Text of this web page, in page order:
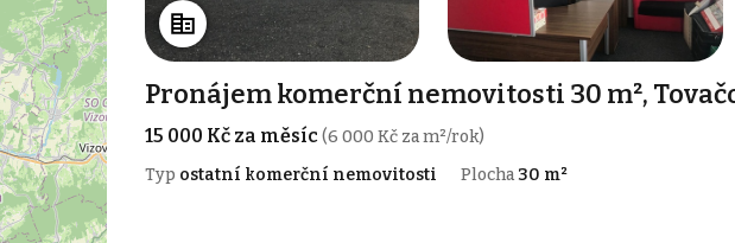
Pronájem komerční nemovitosti 30 m²,
15 000 Kč za měsíc(6 000 Kč za m²/rok)
Typ ostatní komerční nemovitosti Plocha 30 m²